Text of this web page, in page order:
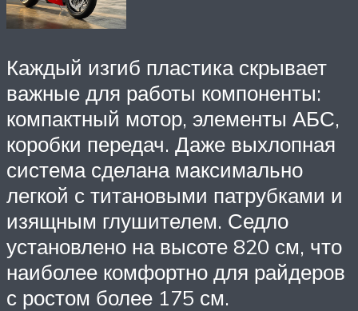
Каждый изгиб пластика скрывает
важные для работы компоненты:
компактный мотор, элементы АБС,
коробки передач. Даже выхлопная
система сделана максимально
легкой с титановыми патрубками и
изящным глушителем. Седло
установлено на высоте 820 см, что
наиболее комфортно для райдеров
с ростом более 175 см.